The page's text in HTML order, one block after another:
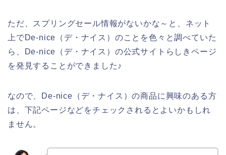
ただ、スプリングセール情報がないかな～と、ネット
上でDe-nice（デ・ナイス）のことを色々と調べていた
ら、De-nice（デ・ナイス）の公式サイトらしきページ
を発見することができました♪
なので、De-nice（デ・ナイス）の商品に興味のある方
は、下記ページなどをチェックされるとよいかもしれ
ません。